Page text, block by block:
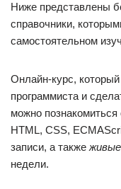
Ниже представлены
справочники,
самостоятельном
Онлайн-курс,
программиста и
можно
HTML, CSS,
записи, а также
недели.